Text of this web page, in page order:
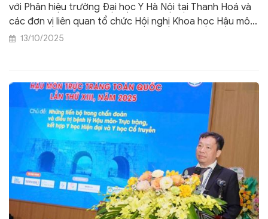
với Phân hiệu trường Đại học Y Hà Nội tại Thanh Hoá và
các đơn vị liên quan tổ chức Hội nghị Khoa học Hậu môn
- Trực tràng toàn quốc lần thứ XIII, năm 2025.
13/10/2025